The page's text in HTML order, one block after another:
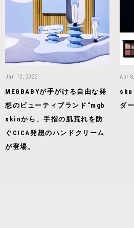
Jan 12, 2022
MEGBABYが手がける自由な発
想のビューティブランド"mgb
skinから、手指の肌荒れを防
ぐCICA発想のハンドクリーム
が登場。
Apr
shu
ダ